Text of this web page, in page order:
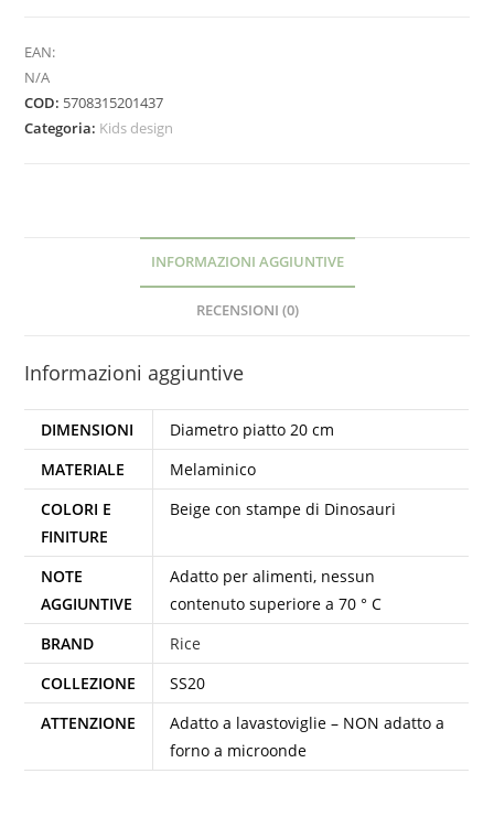
EAN:
N/A
COD: 5708315201437
Categoria: Kids design
INFORMAZIONI AGGIUNTIVE
RECENSIONI (0)
Informazioni aggiuntive
DIMENSIONI
Diametro piatto 20 cm
MATERIALE
Melaminico
COLORI E
FINITURE
Beige con stampe di Dinosauri
NOTE
AGGIUNTIVE
Adatto per alimenti, nessun
contenuto superiore a 70 ° C
BRAND
Rice
COLLEZIONE
SS20
ATTENZIONE
Adatto a lavastoviglie – NON adatto a
forno a microonde